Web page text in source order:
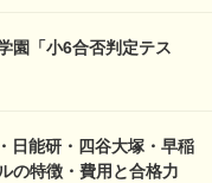
園「小6合否判定テス
日能研・四谷大塚・早稲
の特徴・費用と合格力